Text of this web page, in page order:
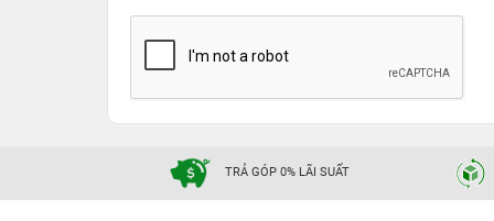
TRẢ GÓP 0% LÃI SUẤT